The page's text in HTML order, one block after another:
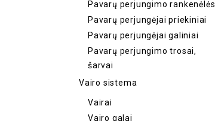
Pavarų perjungimo rankenėlės
Pavarų perjungėjai priekiniai
Pavarų perjungėjai galiniai
Pavarų perjungimo trosai,
šarvai
Vairo sistema
Vairai
Vairo galai